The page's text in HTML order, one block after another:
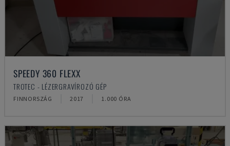
SPEEDY 360 FLEXX
TROTEC - LÉZERGRAVÍROZÓ GÉP
FINNORSZÁG 2017 1.000 ÓRA